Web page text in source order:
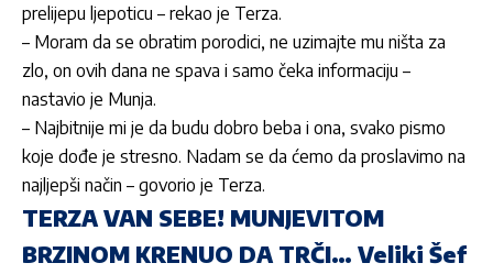
prelijepu ljepoticu – rekao je Terza.
– Moram da se obratim porodici, ne uzimajte mu ništa za
zlo, on ovih dana ne spava i samo čeka informaciju –
nastavio je Munja.
– Najbitnije mi je da budu dobro beba i ona, svako pismo
koje dođe je stresno. Nadam se da ćemo da proslavimo na
najljepši način – govorio je Terza.
TERZA VAN SEBE! MUNJEVITOM
BRZINOM KRENUO DA TRČI… Veliki Šef